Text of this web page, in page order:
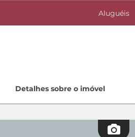
Aluguéis
Investimentos
Quem Somos
Detalhes sobre o imóvel